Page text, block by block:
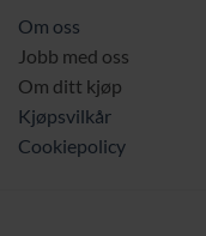
Om oss
Jobb med oss
Om ditt kjøp
Kjøpsvilkår
Cookiepolicy